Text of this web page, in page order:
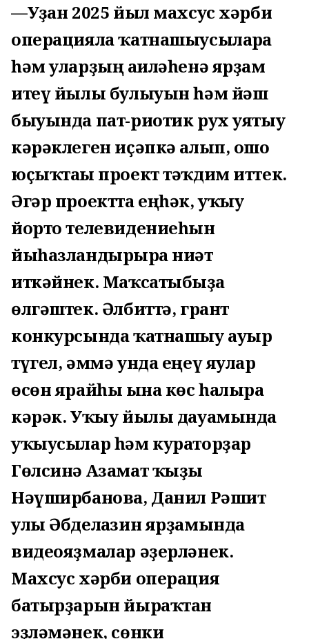
—Уҙған 2025 йыл махсус хәрби
операцияла ҡатнашыусыларға
һәм уларҙың ғаиләһенә ярҙам
итеү йылы булыуын һәм йәш
быуында пат-риотик рух уятыу
кәрәклеген иҫәпкә алып, ошо
юҫыҡтағы проект тәҡдим иттек.
Әгәр проектта еңһәк, уҡыу
йорто телевидениеһын
йыһазландырырға ниәт
иткәйнек. Маҡсатыбыҙға
өлгәштек. Әлбиттә, грант
конкурсында ҡатнашыу ауыр
түгел, әммә унда еңеү яулар
өсөн ярайһы ғына көс һалырға
кәрәк. Уҡыу йылы дауамында
уҡыусылар һәм кураторҙар
Гөлсинә Азамат ҡыҙы
Нәүширбанова, Данил Рәшит
улы Әбделғазин ярҙамында
видеояҙмалар әҙерләнек.
Махсус хәрби операция
батырҙарын йыраҡтан
эҙләмәнек, сөнки